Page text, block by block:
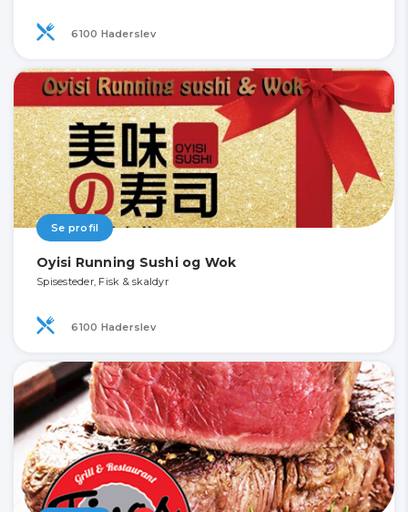
6100 Haderslev
Se profil
Oyisi Running Sushi og Wok
Spisesteder, Fisk & skaldyr
6100 Haderslev